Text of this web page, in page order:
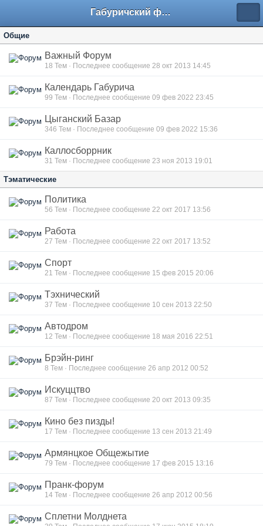
Габуричский форум
Общие
Важный Форум
18 Тем · Последнее сообщение 28 окт 2013 14:45
Календарь Габурича
99 Тем · Последнее сообщение 09 фев 2022 23:45
Цыганский Базар
346 Тем · Последнее сообщение 09 фев 2022 15:36
Каллосборрник
31 Тем · Последнее сообщение 23 ноя 2013 19:01
Тэматические
Политика
56 Тем · Последнее сообщение 22 окт 2017 13:56
Работа
27 Тем · Последнее сообщение 22 окт 2017 13:52
Спорт
21 Тем · Последнее сообщение 15 фев 2015 20:06
Тэхнический
37 Тем · Последнее сообщение 10 сен 2013 22:50
Автодром
12 Тем · Последнее сообщение 18 мая 2016 22:51
Брэйн-ринг
8 Тем · Последнее сообщение 26 апр 2012 00:52
Искуццтво
87 Тем · Последнее сообщение 20 окт 2013 09:35
Кино без пизды!
17 Тем · Последнее сообщение 13 сен 2013 21:49
Армянцкое Общежытие
79 Тем · Последнее сообщение 17 фев 2015 13:16
Пранк-форум
14 Тем · Последнее сообщение 26 апр 2012 00:56
Сплетни Молднета